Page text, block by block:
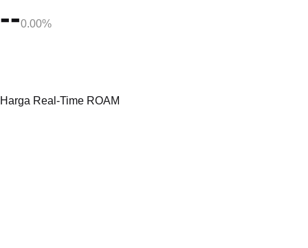
--0.00%
Harga Real-Time ROAM